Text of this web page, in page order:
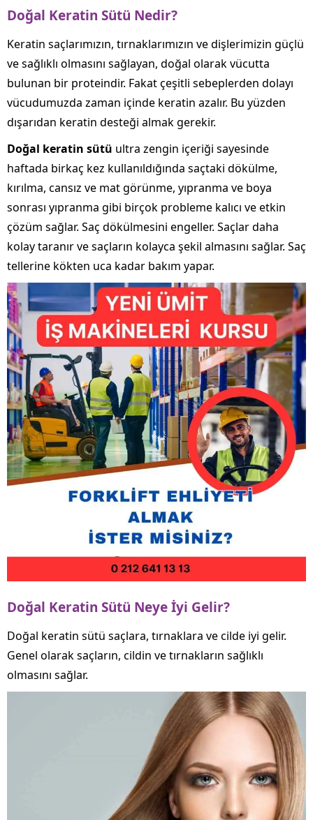
Doğal Keratin Sütü Nedir?
Keratin saçlarımızın, tırnaklarımızın ve dişlerimizin güçlü
ve sağlıklı olmasını sağlayan, doğal olarak vücutta
bulunan bir proteindir. Fakat çeşitli sebeplerden dolayı
vücudumuzda zaman içinde keratin azalır. Bu yüzden
dışarıdan keratin desteği almak gerekir.
Doğal keratin sütü ultra zengin içeriği sayesinde
haftada birkaç kez kullanıldığında saçtaki dökülme,
kırılma, cansız ve mat görünme, yıpranma ve boya
sonrası yıpranma gibi birçok probleme kalıcı ve etkin
çözüm sağlar. Saç dökülmesini engeller. Saçlar daha
kolay taranır ve saçların kolayca şekil almasını sağlar. Saç
tellerine kökten uca kadar bakım yapar.
Doğal Keratin Sütü Neye İyi Gelir?
Doğal keratin sütü saçlara, tırnaklara ve cilde iyi gelir.
Genel olarak saçların, cildin ve tırnakların sağlıklı
olmasını sağlar.